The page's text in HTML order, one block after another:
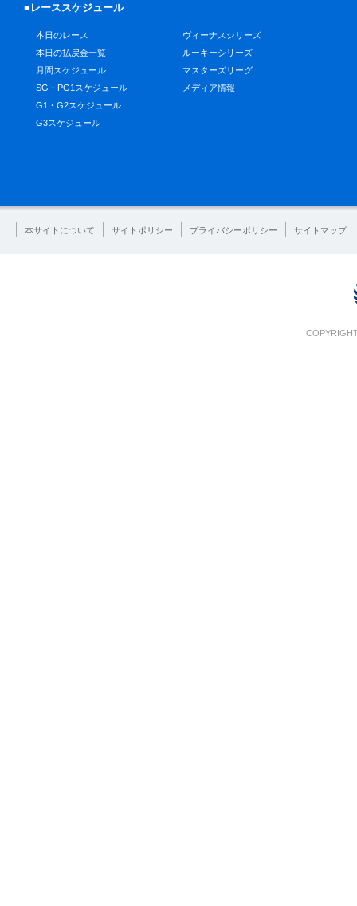
■レーススケジュール
本日のレース
本日の払戻金一覧
月間スケジュール
SG・PG1スケジュール
G1・G2スケジュール
G3スケジュール
ヴィーナスシリーズ
ルーキーシリーズ
マスターズリーグ
メディア情報
本サイトについて サイトポリシー プライバシーポリシー サイトマップ